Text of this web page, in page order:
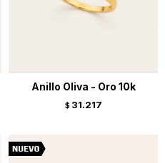
Anillo Oliva - Oro 10k
$ 31.217